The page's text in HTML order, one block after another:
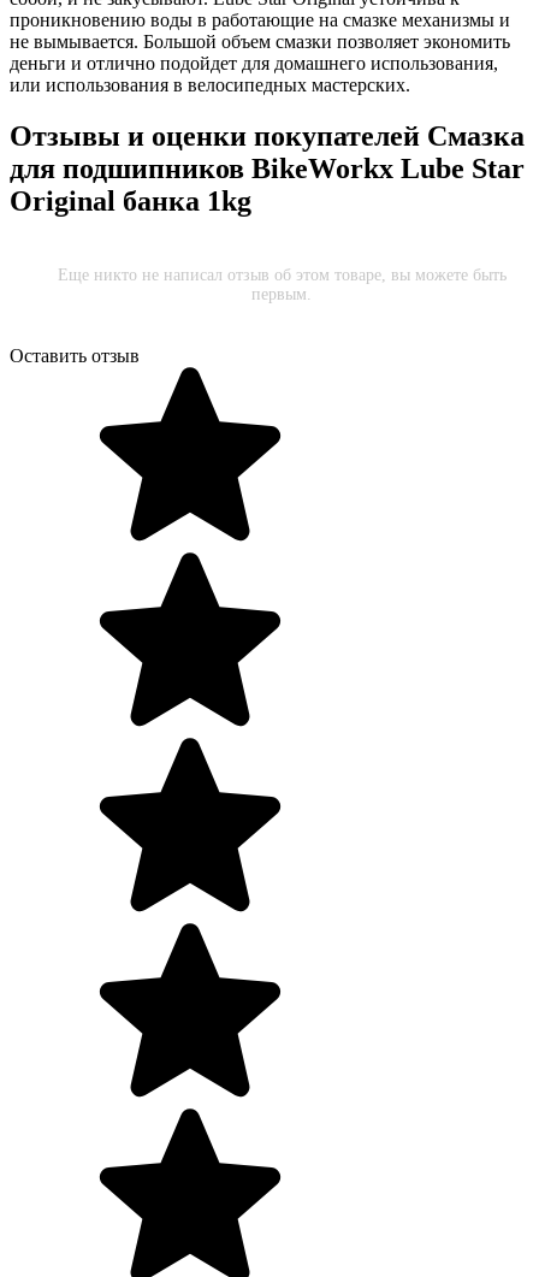
проникновению воды в работающие на смазке механизмы и
не вымывается. Большой объем смазки позволяет экономить
деньги и отлично подойдет для домашнего использования,
или использования в велосипедных мастерских.
Отзывы и оценки покупателей Смазка
для подшипников BikeWorkx Lube Star
Original банка 1kg
Еще никто не написал отзыв об этом товаре, вы можете быть
первым.
Оставить отзыв